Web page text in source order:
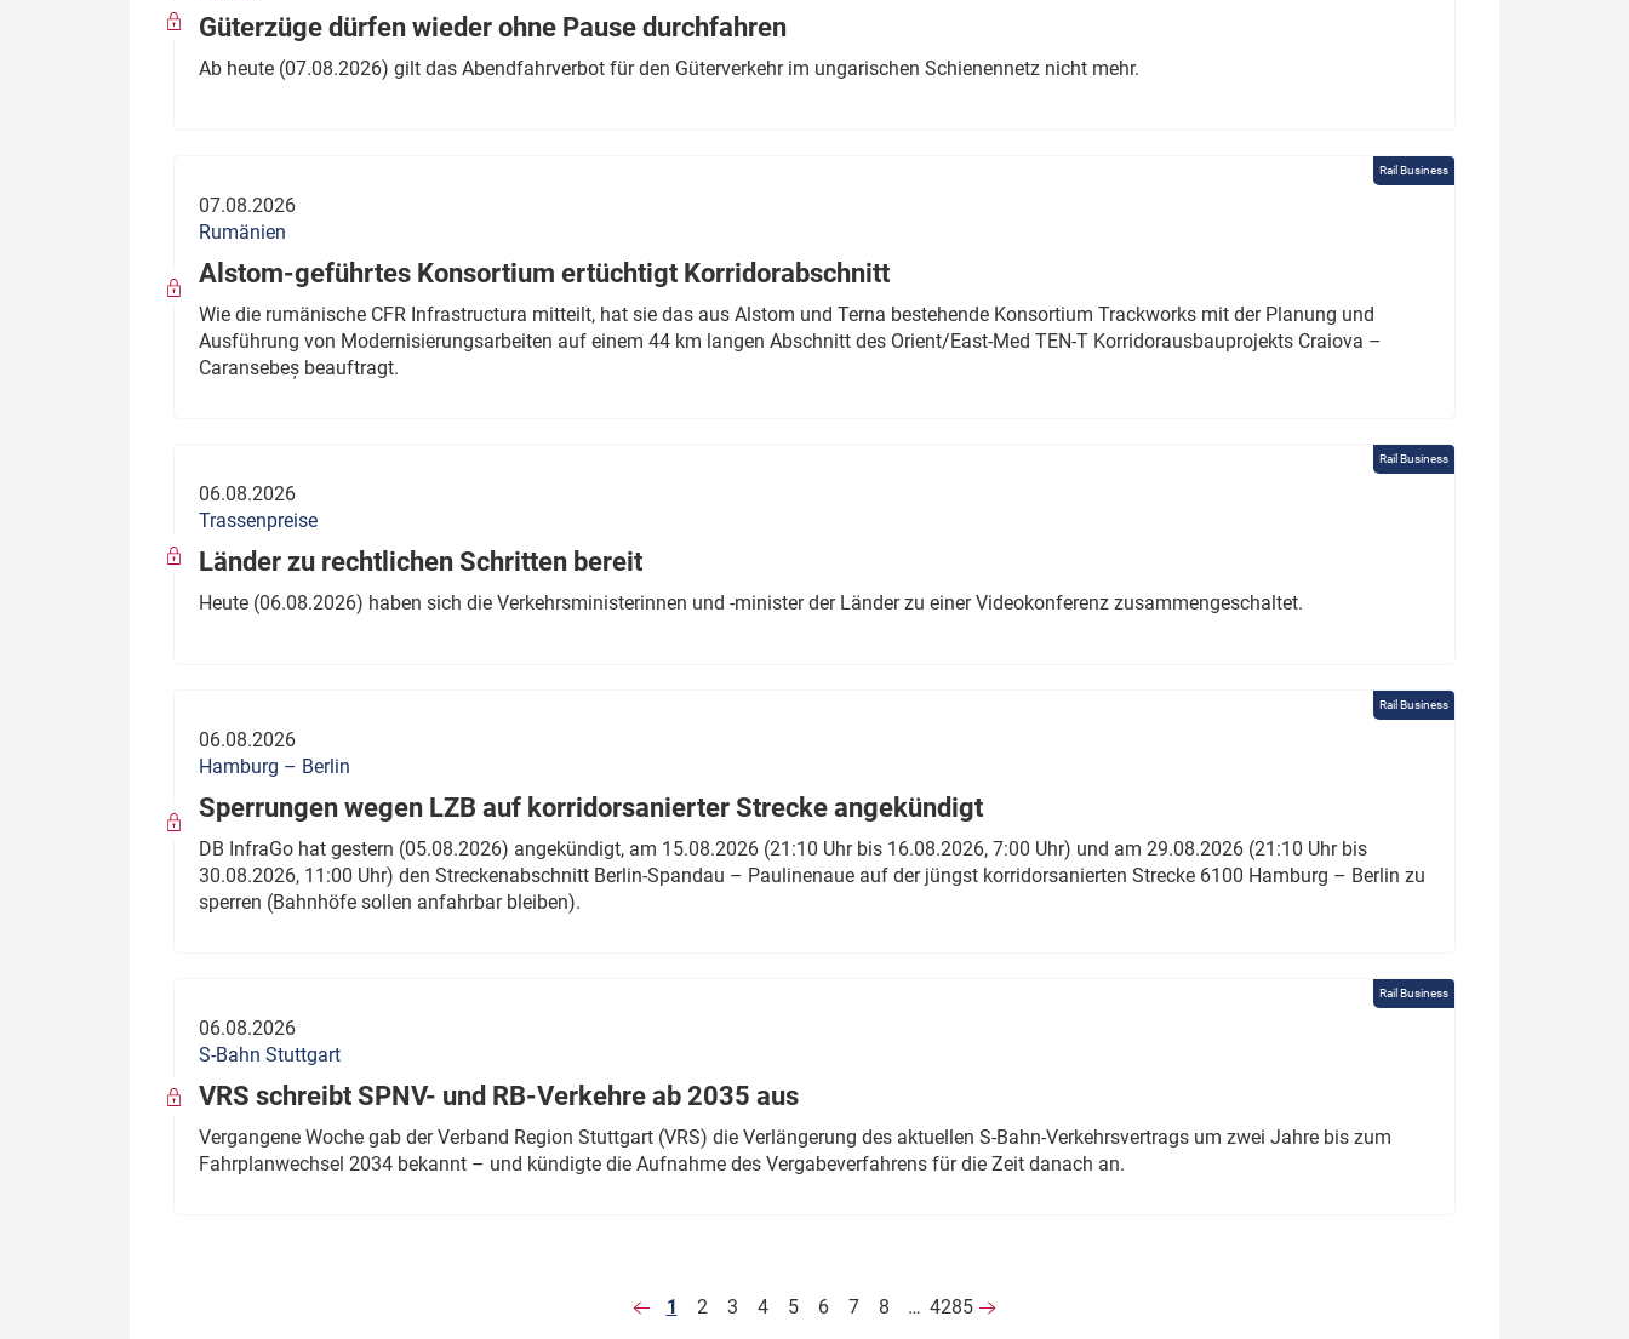
Güterzüge dürfen wieder ohne Pause durchfahren
Ab heute (07.08.2026) gilt das Abendfahrverbot für den Güterverkehr im ungarischen Schienennetz nicht mehr.
Rail Business
07.08.2026
Rumänien
Alstom-geführtes Konsortium ertüchtigt Korridorabschnitt
Wie die rumänische CFR Infrastructura mitteilt, hat sie das aus Alstom und Terna bestehende Konsortium Trackworks mit der Planung und
Ausführung von Modernisierungsarbeiten auf einem 44 km langen Abschnitt des Orient/East-Med TEN-T Korridorausbauprojekts Craiova –
Caransebeș beauftragt.
Rail Business
06.08.2026
Trassenpreise
Länder zu rechtlichen Schritten bereit
Heute (06.08.2026) haben sich die Verkehrsministerinnen und -minister der Länder zu einer Videokonferenz zusammengeschaltet.
Rail Business
06.08.2026
Hamburg – Berlin
Sperrungen wegen LZB auf korridorsanierter Strecke angekündigt
DB InfraGo hat gestern (05.08.2026) angekündigt, am 15.08.2026 (21:10 Uhr bis 16.08.2026, 7:00 Uhr) und am 29.08.2026 (21:10 Uhr bis
30.08.2026, 11:00 Uhr) den Streckenabschnitt Berlin-Spandau – Paulinenaue auf der jüngst korridorsanierten Strecke 6100 Hamburg – Berlin zu
sperren (Bahnhöfe sollen anfahrbar bleiben).
Rail Business
06.08.2026
S-Bahn Stuttgart
VRS schreibt SPNV- und RB-Verkehre ab 2035 aus
Vergangene Woche gab der Verband Region Stuttgart (VRS) die Verlängerung des aktuellen S-Bahn-Verkehrsvertrags um zwei Jahre bis zum
Fahrplanwechsel 2034 bekannt – und kündigte die Aufnahme des Vergabeverfahrens für die Zeit danach an.
1 2 3 4 5 6 7 8 … 4285